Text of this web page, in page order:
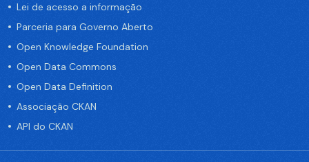
Lei de acesso a informação
Parceria para Governo Aberto
Open Knowledge Foundation
Open Data Commons
Open Data Definition
Associação CKAN
API do CKAN